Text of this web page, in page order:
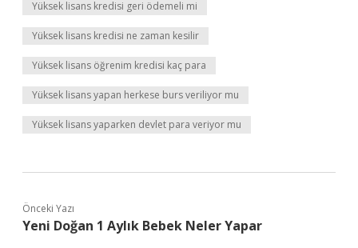
Yüksek lisans kredisi geri ödemeli mi
Yüksek lisans kredisi ne zaman kesilir
Yüksek lisans öğrenim kredisi kaç para
Yüksek lisans yapan herkese burs veriliyor mu
Yüksek lisans yaparken devlet para veriyor mu
Önceki Yazı
Yeni Doğan 1 Aylık Bebek Neler Yapar